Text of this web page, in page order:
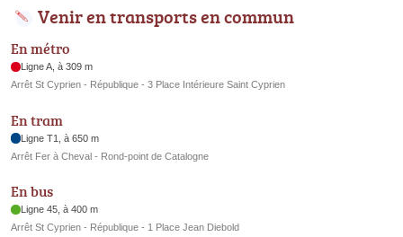
Venir en transports en commun
En métro
Ligne A, à 309 m
Arrêt St Cyprien - République - 3 Place Intérieure Saint Cyprien
En tram
Ligne T1, à 650 m
Arrêt Fer à Cheval - Rond-point de Catalogne
En bus
Ligne 45, à 400 m
Arrêt St Cyprien - République - 1 Place Jean Diebold